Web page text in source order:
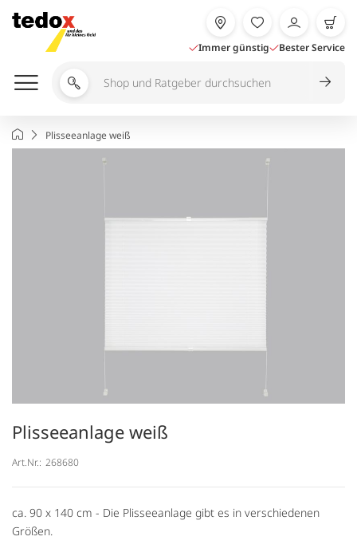
Inhalt
springen
Immer günstig Bester Service
Shop
durchsuchen
StartseitePlisseeanlage weiß
Plisseeanlage weiß
Art.Nr.: 268680
ca. 90 x 140 cm - Die Plisseeanlage gibt es in verschiedenen
Größen.